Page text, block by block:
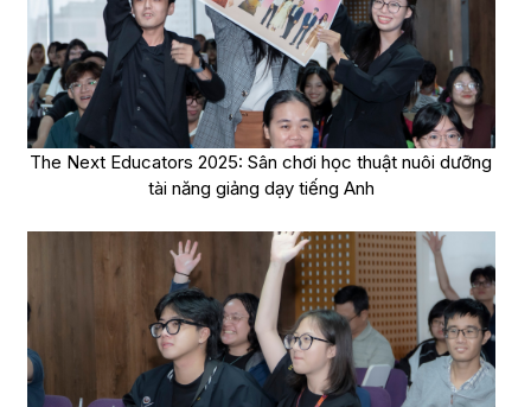
The Next Educators 2025: Sân chơi học thuật nuôi dưỡng
tài năng giảng dạy tiếng Anh